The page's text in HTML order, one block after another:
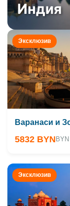
Индия
Эксклюзив
5832 BYN BYN
Эксклюзив